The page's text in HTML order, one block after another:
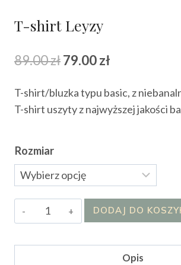
T-shirt Leyzy
89.00złPierwotna
wynosiła:
79.00zł
wynosi:
T-shirt/bluzka typu basic, z
T-shirt uszyty z najwyższej jakości
Rozmiar
ilość
T-
DODAJ DO
Opis